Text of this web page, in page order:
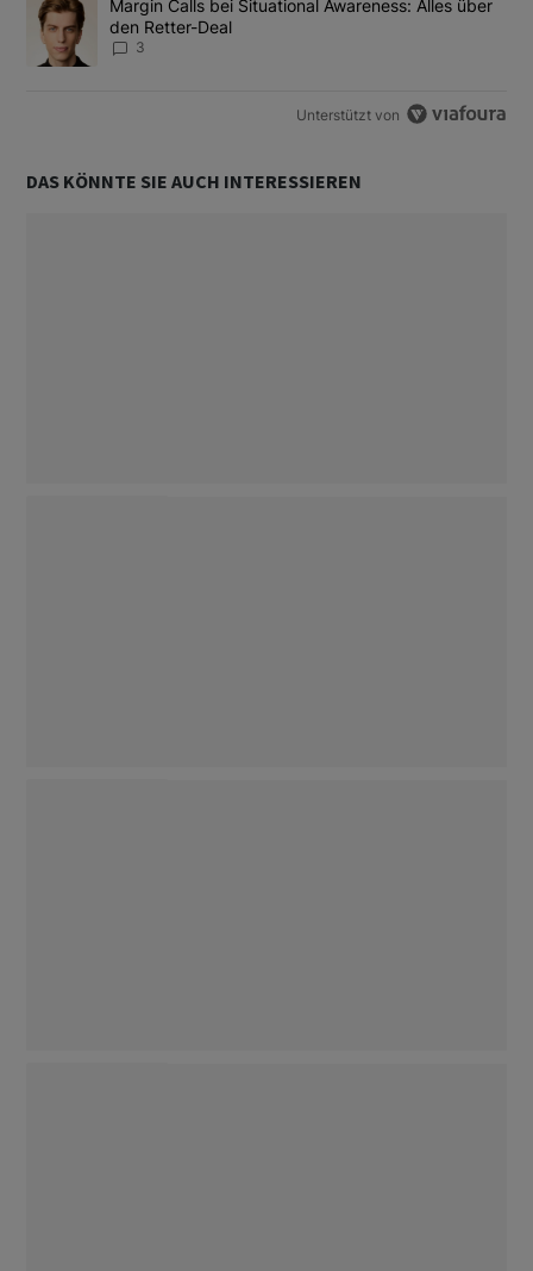
Ein Trendartikel mit dem Titel "Margin Calls bei Situational
Margin Calls bei Situational Awareness: Alles über
den Retter-Deal
3
Unterstützt von
DAS KÖNNTE SIE AUCH INTERESSIEREN